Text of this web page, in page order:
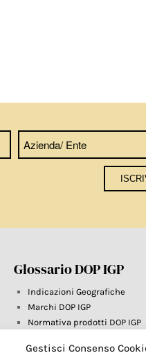
Gestisci Consenso
Glossario DOP IGP
Indicazioni Geografiche
Marchi DOP IGP
Normativa prodotti DOP IGP